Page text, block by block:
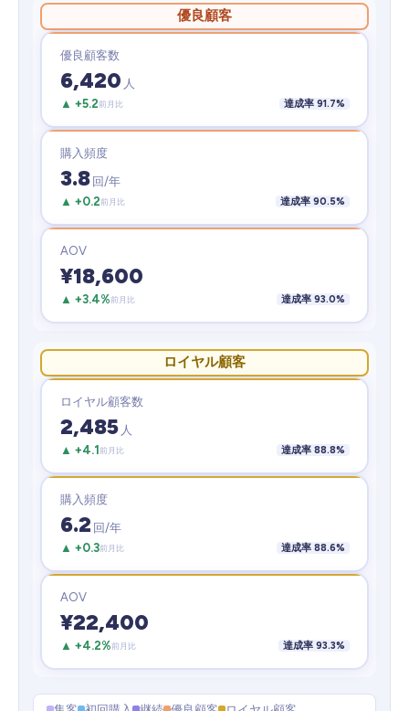
優良顧客
優良顧客数
6,420 人
▲ +5.2前月比 達成率 91.7%
購入頻度
3.8 回/年
▲ +0.2前月比 達成率 90.5%
AOV
¥18,600
▲ +3.4%前月比 達成率 93.0%
ロイヤル顧客
ロイヤル顧客数
2,485 人
▲ +4.1 前月比 達成率 88.8%
購入頻度
6.2 回/年
▲ +0.3前月比 達成率 88.6%
AOV
¥22,400
▲ +4.2%前月比 達成率 93.3%